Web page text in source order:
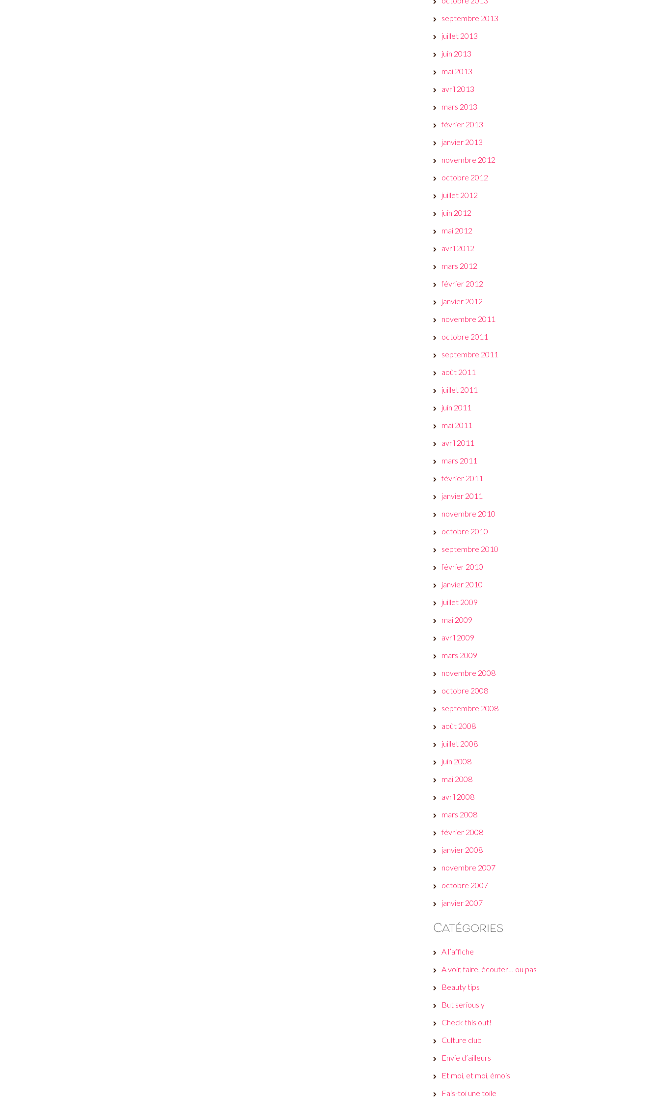
septembre 2013
juillet 2013
juin 2013
mai 2013
avril 2013
mars 2013
février 2013
janvier 2013
novembre 2012
octobre 2012
juillet 2012
juin 2012
mai 2012
avril 2012
mars 2012
février 2012
janvier 2012
novembre 2011
octobre 2011
septembre 2011
août 2011
juillet 2011
juin 2011
mai 2011
avril 2011
mars 2011
février 2011
janvier 2011
novembre 2010
octobre 2010
septembre 2010
février 2010
janvier 2010
juillet 2009
mai 2009
avril 2009
mars 2009
novembre 2008
octobre 2008
septembre 2008
août 2008
juillet 2008
juin 2008
mai 2008
avril 2008
mars 2008
février 2008
janvier 2008
novembre 2007
octobre 2007
janvier 2007
Catégories
A l’affiche
A voir, faire, écouter… ou pas
Beauty tips
But seriously
Check this out!
Culture club
Envie d’ailleurs
Et moi, et moi, émois
Fais-toi une toile